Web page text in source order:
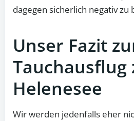
dagegen sicherlich negativ zu
Unser Fazit
Tauchausflug
Helenesee
Wir werden jedenfalls eher